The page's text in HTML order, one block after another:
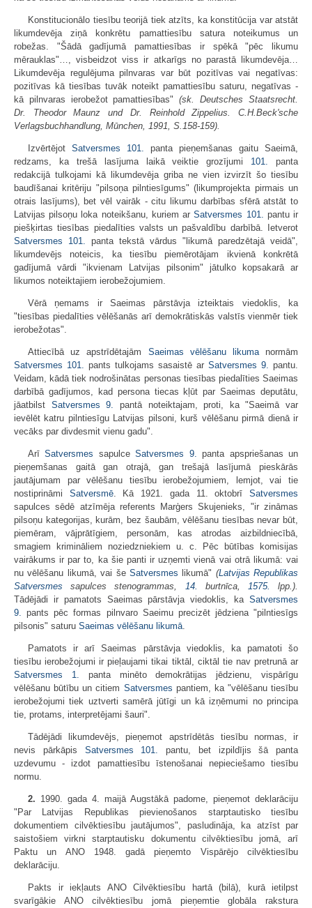
Konstitucionālo tiesību teorijā tiek atzīts, ka konstitūcija var atstāt
likumdevēja ziņā konkrētu pamattiesību satura noteikumus un
robežas. "Šādā gadījumā pamattiesības ir spēkā "pēc likumu
mērauklas"…, visbeidzot viss ir atkarīgs no parastā likumdevēja…
Likumdevēja regulējuma pilnvaras var būt pozitīvas vai negatīvas:
pozitīvas kā tiesības tuvāk noteikt pamattiesību saturu, negatīvas -
kā pilnvaras ierobežot pamattiesības"(sk. Deutsches Staatsrecht.
Dr. Theodor Maunz und Dr. Reinhold Zippelius. C.H.Beck'sche
Verlagsbuchhandlung, Mūnchen, 1991, S.158-159).
Izvērtējot Satversmes 101. panta pieņemšanas gaitu Saeimā,
redzams, ka trešā lasījuma laikā veiktie grozījumi 101. panta
redakcijā tulkojami kā likumdevēja griba ne vien izvirzīt šo tiesību
baudīšanai kritēriju "pilsoņa pilntiesīgums" (likumprojekta pirmais un
otrais lasījums), bet vēl vairāk - citu likumu darbības sfērā atstāt to
Latvijas pilsoņu loka noteikšanu, kuriem arSatversmes 101. pantu ir
piešķirtas tiesības piedalīties valsts un pašvaldību darbībā. Ietverot
Satversmes
101. panta tekstā vārdus "likumā paredzētajā veidā",
likumdevējs noteicis, ka tiesību piemērotājam ikvienā konkrētā
gadījumā vārdi "ikvienam Latvijas pilsonim" jātulko kopsakarā ar
likumos noteiktajiem ierobežojumiem.
Vērā ņemams ir Saeimas pārstāvja izteiktais viedoklis, ka
"tiesības piedalīties vēlēšanās arī demokrātiskās valstīs vienmēr tiek
ierobežotas".
Attiecībā uz apstrīdētajām Saeimas vēlēšanu likumanormām
Satversmes 101. pants tulkojams sasaistē ar Satversmes 9. pantu.
Veidam, kādā tiek nodrošinātas personas tiesības piedalīties Saeimas
darbībā gadījumos, kad persona tiecas kļūt par Saeimas deputātu,
jāatbilst Satversmes 9. pantā noteiktajam, proti, ka "Saeimā var
ievēlēt katru pilntiesīgu Latvijas pilsoni, kurš vēlēšanu pirmā dienā ir
vecāks par divdesmit vienu gadu".
ArīSatversmes sapulceSatversmes 9. panta apspriešanas un
pieņemšanas gaitā gan otrajā, gan trešajā lasījumā pieskārās
jautājumam par vēlēšanu tiesību ierobežojumiem, lemjot, vai tie
nostiprināmi Satversmē. Kā 1921. gada 11. oktobrīSatversmes
sapulces sēdē atzīmēja referents Marģers Skujenieks, "ir zināmas
pilsoņu kategorijas, kurām, bez šaubām, vēlēšanu tiesības nevar būt,
piemēram, vājprātīgiem, personām, kas atrodas aizbildniecībā,
smagiem krimināliem noziedzniekiem u. c. Pēc būtības komisijas
vairākums ir par to, ka šie panti ir uzņemti vienā vai otrā likumā: vai
nu vēlēšanu likumā, vai še Satversmes likumā" (Latvijas Republikas
Satversmes sapulces stenogrammas, 14. burtnīca, 1575.
lpp.).
Tādējādi ir pamatots Saeimas pārstāvja viedoklis, ka Satversmes
9. pants pēc formas pilnvaro Saeimu precizēt jēdziena "pilntiesīgs
pilsonis" saturu Saeimas vēlēšanu likumā.
Pamatots ir arī Saeimas pārstāvja viedoklis, ka pamatoti šo
tiesību ierobežojumi ir pieļaujami tikai tiktāl, ciktāl tie nav pretrunā ar
Satversmes
1. panta minēto demokrātijas jēdzienu, vispārīgu
vēlēšanu būtību un citiem Satversmes pantiem, ka "vēlēšanu tiesību
ierobežojumi tiek uztverti samērā jūtīgi un kā izņēmumi no principa
tie, protams, interpretējami šauri".
Tādējādi likumdevējs, pieņemot apstrīdētās tiesību normas, ir
nevis pārkāpis Satversmes 101. pantu, bet izpildījis šā panta
uzdevumu - izdot pamattiesību īstenošanai nepieciešamo tiesību
normu.
2. 1990. gada 4. maijā Augstākā padome, pieņemot deklarāciju
"Par Latvijas Republikas pievienošanos starptautisko tiesību
dokumentiem cilvēktiesību jautājumos", pasludināja, ka atzīst par
saistošiem virkni starptautisku dokumentu cilvēktiesību jomā, arī
Paktu un ANO 1948. gadā pieņemto Vispārējo cilvēktiesību
deklarāciju.
Pakts ir iekļauts ANO Cilvēktiesību hartā (bilā), kurā ietilpst
svarīgākie ANO cilvēktiesību jomā pieņemtie globāla rakstura